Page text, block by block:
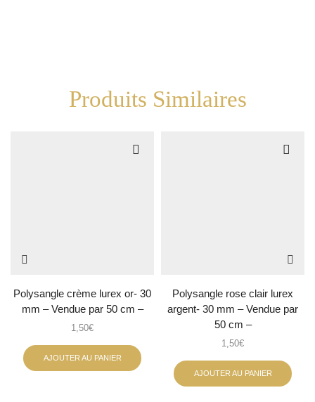
Produits Similaires
Polysangle crème lurex or- 30
mm – Vendue par 50 cm –
1,50€
AJOUTER AU PANIER
Polysangle rose clair lurex
argent- 30 mm – Vendue par
50 cm –
1,50€
AJOUTER AU PANIER